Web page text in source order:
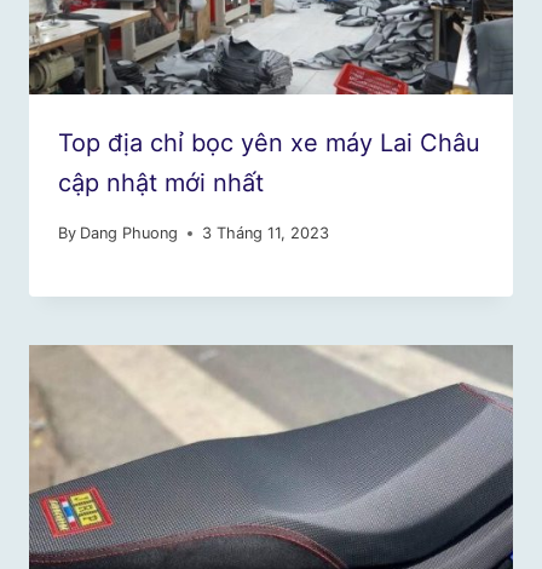
Top địa chỉ bọc yên xe máy Lai Châu
cập nhật mới nhất
By Dang Phuong 3 Tháng 11, 2023